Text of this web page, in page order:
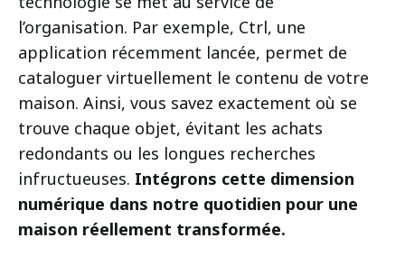
l’organisation. Par exemple, Ctrl, une
application récemment lancée, permet de
cataloguer virtuellement le contenu de votre
maison. Ainsi, vous savez exactement où se
trouve chaque objet, évitant les achats
redondants ou les longues recherches
infructueuses. Intégrons cette dimension
numérique dans notre quotidien pour une
maison réellement transformée.